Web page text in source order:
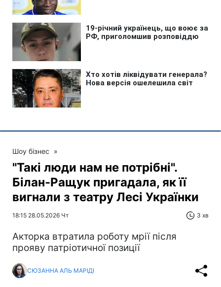
Шоу бізнес »
"Такі люди нам не потрібні".
Білан-Ращук пригадала, як її
вигнали з театру Лесі Українки
18:15 28.05.2026 Чт 3 хв
Акторка втратила роботу мрії після
прояву патріотичної позиції
СЮЗАННА АЛЬ МАРІДІ